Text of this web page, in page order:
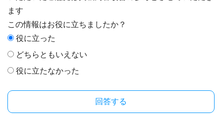
ます
この情報はお役に立ちましたか？
役に立った
どちらともいえない
役に立たなかった